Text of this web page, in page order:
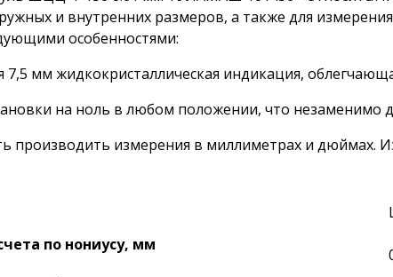
и внутренних размеров, а также для
особенностями:
7,5 мм жидкокристаллическая индикация,
на ноль в любом положении, что незаменимо
производить измерения в миллиметрах и дюймах.
по нониусу, мм